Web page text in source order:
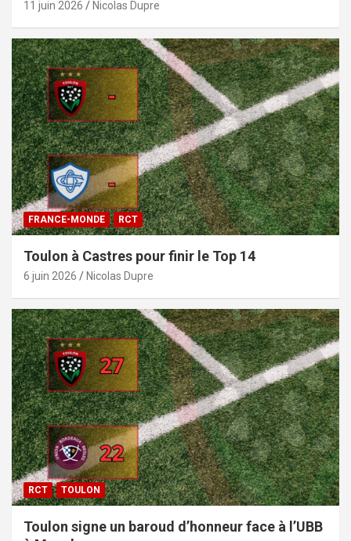
11 juin 2026 Nicolas Dupre
FRANCE-MONDE RCT
Toulon à Castres pour finir le Top 14
6 juin 2026 Nicolas Dupre
RCT TOULON
Toulon signe un baroud d’honneur face à l’UBB